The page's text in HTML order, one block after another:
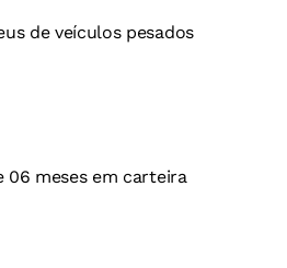
de veículos pesados
06 meses em carteira